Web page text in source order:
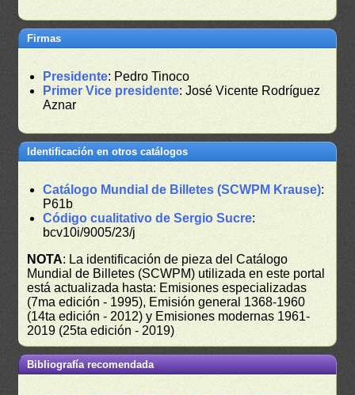
Firmas
Presidente: Pedro Tinoco
Primer Vice presidente: José Vicente Rodríguez
Aznar
Identificación en otros catálogos
Catálogo Mundial de Billetes (SCWPM Krause):
P61b
Código cualitativo de Sergio Sucre:
bcv10i/9005/23/j
NOTA: La identificación de pieza del Catálogo
Mundial de Billetes (SCWPM) utilizada en este portal
está actualizada hasta: Emisiones especializadas
(7ma edición - 1995), Emisión general 1368-1960
(14ta edición - 2012) y Emisiones modernas 1961-
2019 (25ta edición - 2019)
Bibliografía recomendada